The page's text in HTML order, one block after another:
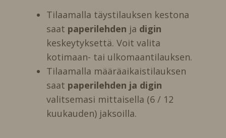
Tilaamalla täystilauksen kestona
saat paperilehden ja digin
keskeytyksettä. Voit valita
kotimaan- tai ulkomaantilauksen.
Tilaamalla määräaikaistilauksen
saat paperilehden ja digin
valitsemasi mittaisella (6 / 12
kuukauden) jaksoilla.